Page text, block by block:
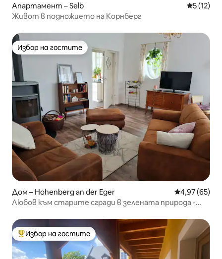
Апартамент – Selb Средна
5 (12)
Живот в подножието на Корнберг
Избор на гостите
Избор на гостите
Дом – Hohenberg an der Eger Средна
4,97 (65)
Любов към старите сгради в зелената природа -
Най-популярен избор на гостите
Избор на гостите